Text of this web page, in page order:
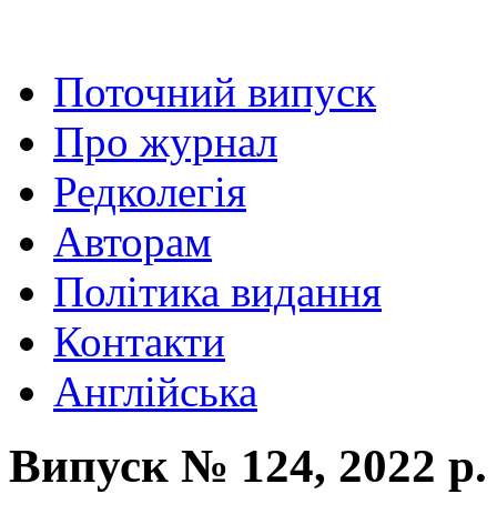
Поточний випуск
Про журнал
Редколегія
Авторам
Політика видання
Контакти
Англійська
Випуск № 124, 2022 р.